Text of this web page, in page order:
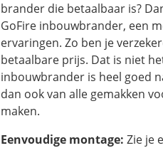
brander die betaalbaar is?
GoFire inbouwbrander, een
ervaringen. Zo ben je
betaalbare prijs. Dat is niet
inbouwbrander is heel goed
dan ook van alle gemakken
maken.
Eenvoudige montage: Zie je